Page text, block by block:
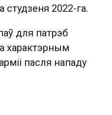
студзеня 2022-га.
для патрэб
характэрным
пасля нападу